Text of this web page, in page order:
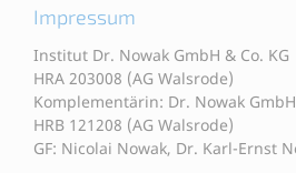
Impressum
Institut Dr. Nowak GmbH & Co. KG
HRA 203008 (AG Walsrode)
Komplementärin: Dr. Nowak GmbH
HRB 121208 (AG Walsrode)
GF: Nicolai Nowak, Dr. Karl-Ernst